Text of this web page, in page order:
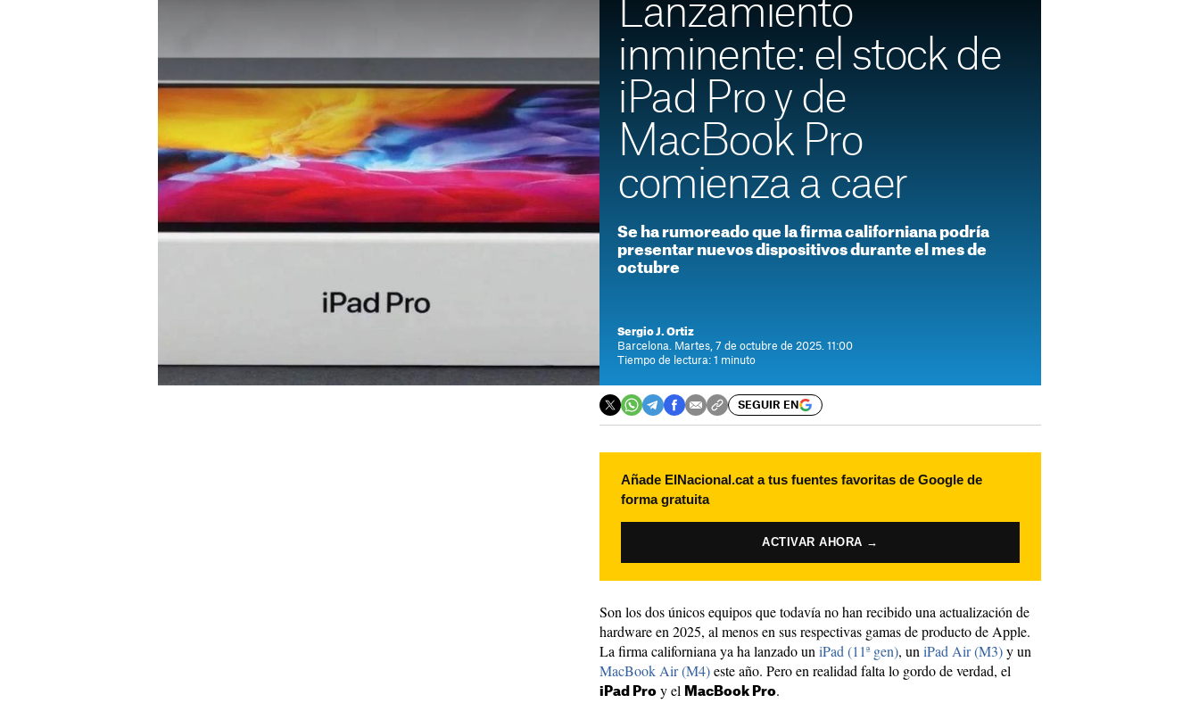
Lanzamiento
inminente: el stock de
iPad Pro y de
MacBook Pro
comienza a caer
Se ha rumoreado que la firma californiana podría
presentar nuevos dispositivos durante el mes de
octubre
Sergio J. Ortiz
Barcelona. Martes, 7 de octubre de 2025. 11:00
Tiempo de lectura: 1 minuto
SEGUIR EN
Añade ElNacional.cat a tus fuentes favoritas de Google de
forma gratuita
ACTIVAR AHORA →
Son los dos únicos equipos que todavía no han recibido una actualización de
hardware en 2025, al menos en sus respectivas gamas de producto de Apple.
La firma californiana ya ha lanzado un iPad (11ª gen), un iPad Air (M3)y un
MacBook Air (M4)este año. Pero en realidad falta lo gordo de verdad, el
iPad Pro y el MacBook Pro.